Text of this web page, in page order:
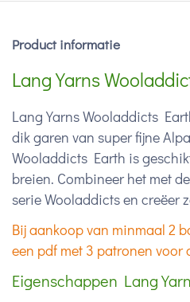
Product informatie
Lang Yarns
Lang Yarns Wooladdicts
dik garen van super fijne
Wooladdicts Earth is
breien. Combineer het met
serie Wooladdicts en creëer
Bij aankoop van minmaal 2
een pdf met 3 patronen voor
Eigenschappen Lang